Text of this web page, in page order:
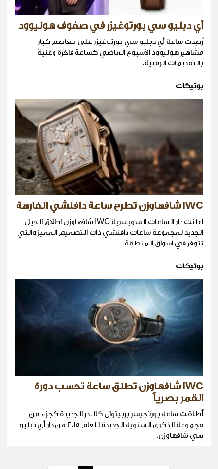
أي دبليو سي بورتوغيزر في صفوف هوليوود
رُصِدت ساعة أي دبليو سي بورتوغيزر على معاصم كبار
مشاهير هوليوود الأسبوع الماضي كساعة فاخرة وغنية
بالتقديمات الزمنية.
بوتيكات
IWC شافهاوزن تطرح ساعة دافنشي الفارهة
اعلنت دار الساعات السويسرية IWC شافهاوزن اطلاق الجيل
الجديد لمجموعة ساعات دافنشي ذات التصميم المميز والتي
تتوفر في اسواق المنطقة.
بوتيكات
IWC شافهاوزن تطلق ساعة تحسب دورة
القمر بصرياً
أُطلقت ساعة بورتجيسر بربيتوال كالندر الجديدة كجزء من
مجموعة الذكرى السنوية الجديدة للعام 2015 من دار أي دبليو
سي شافهاوزن.